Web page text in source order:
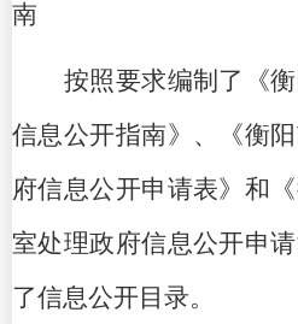
南
按照要求编制了《
信息公开指南》、《衡
府信息公开申请表》和《
室处理政府信息公开申
了信息公开目录。